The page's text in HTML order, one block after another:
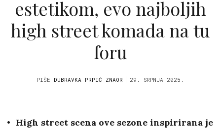
estetikom, evo najboljih
high street komada na tu
foru
PIŠE DUBRAVKA PRPIĆ ZNAOR 29. SRPNJA 2025.
High street scena ove sezone inspirirana je